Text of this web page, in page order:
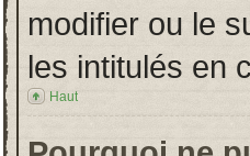
modifier ou le
les intitulés en
Haut